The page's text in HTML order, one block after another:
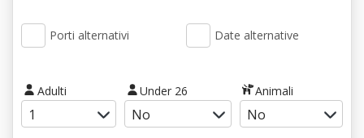
Porti alternativi Date alternative
Adulti Under 26 Animali